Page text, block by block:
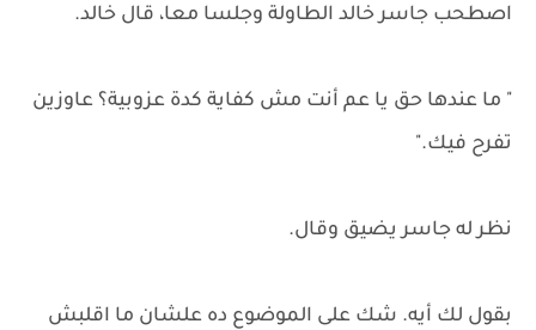
اصطحب جاسر خالد الطاولة وجلسا معا، قال خالد.
" ما عندها حق يا عم أنت مش كفاية كدة عزوبية؟ عاوزين
تفرح فيك."
نظر له جاسر يضيق وقال.
بقول لك أيه. شك على الموضوع ده علشان ما اقلبش